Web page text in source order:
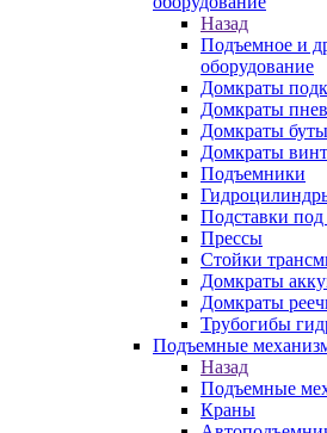
Назад
Подъемное и
оборудование
Домкраты
Домкраты
Домкраты
Домкраты
Подъемники
Подставки
Прессы
Стойки
Домкраты
Домкраты
Трубогибы
Подъемные
Назад
Подъемные
Краны